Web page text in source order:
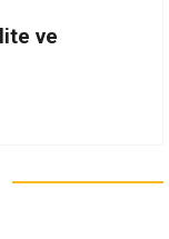
ve
formunu